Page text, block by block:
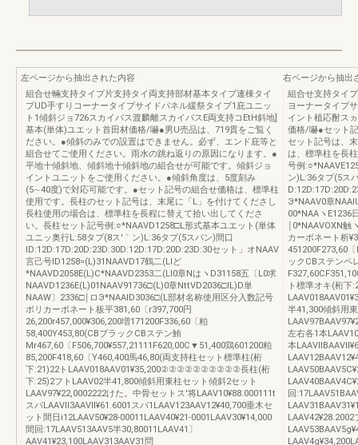
左ページから抽出された内容
組合せ輛支持タイプ片支持タイ両支持部材基本タイプ連棟タイ
プUD手すりコーナータイブサイドパネル緩祭タイプ1庇ユニッ
ト1傾斜ジョ726スカイパス渡麟離スカイパスE両支持コEtH斜地]
基本(単体)ユエット首田材価格/嚇●男U売品は、719貫をご覧く
ださい。●傾斜のみでの設置はできません。必ず、エンド庇等と
組合せてご使用ください。雨水の跳ね返りの原因になります。●
平地十傾斜地、傾斜地十傾斜地の組合せが可能です。傾斜ジョ
イントユニットをご使用ください。●傾斜角度は、5度刻み
(5∼40度)で対応可能です。●セット記号の組合せ価格は、標準柱
使用です。長柱のセット記号は、末尾に「L」を付けてくださし
長柱使用の場合は、標準柱を長程に替えて拾い出してくださ
い。長柱セット記号例:○*NAAVD1258□L形式基本ユエット(単体
ユニッ奥行L:58タプ(8ス′｀ン)L:36タプ(5スパン)間口
ID:12D:17D:20D:23D:30D:12D:17D:20D:23D:30セット」オNAAV
言己号ID1258=(L)31NAAVD17鶴二(Llど
*NAAVD2058E(L)C*NAAVD2353二(LI0章NはヽD31158五〔L0求
NAAVD1236E(L)01NAAV91736□(L)0章NttVD2036□lL)D単
NAAW〕2336□￨ロЭ*NAAlD3036□(L部材名称使用区分入数記号
ポリカーボネート板平381,60〔r397,700円
26,200r457,000¥306,200増171200F336,60〔粕
58,400Y453,80(CBブラックCBステン鮪
Мr467,60〔F506,700¥557,21111F620,00C▼51,400鶏601200粕
85,200F418,60〔Y460,400馬46,80(両支持柱セット標準柱(桁
下:21)22トLAAV018AAV01¥35,200②②②②②②②②②②長柱(桁
下:25)2フトLAAV02半41,800傾斜用東柱セット傾斜2セット
LAAV97¥22,0002222けた。中骨セットス′将LAAV10¥88.000111t
スパLAAVll3AAVll¥61.6001スパ1LAAV123AAV12¥40,700垂木セ
ット間日i12LAAV50¥28‐00011LAAV40¥21‐0001LAAV30¥14,000
間回:17LAAV513AAV5半30,80011LAAV41〕
AAV41¥23,100LAAV313AAV31問
右ページから抽出
組合せ支持タイ
ヨーナータイプ
イント植応酎ス
価格/嚇●セット
セット記号は、
は、標準柱を長
号例
ン)L:36タプ(5ス
Э*NAAV0章
00*NAAヽE1236
￨0*NAAVOXN
カーボネート析
451200F273,60
ックCBステンペ
ト標準オキ(桁下
半41,300傾斜用
左右各1本
本
回